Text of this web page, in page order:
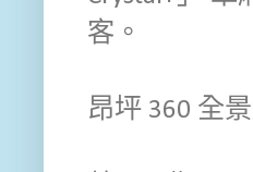
客。
昂坪 360 全